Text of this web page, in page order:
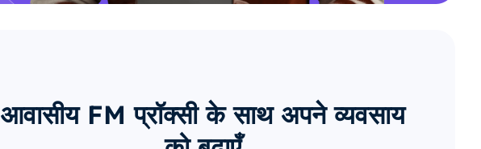
आवासीय FM प्रॉक्सी के साथ अपने व्यवसाय